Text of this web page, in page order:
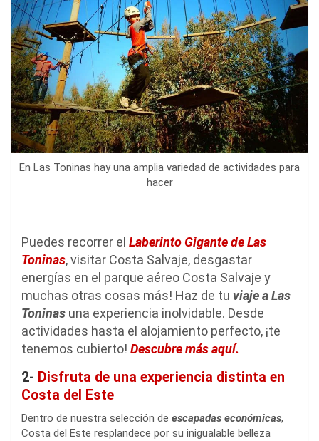
En Las Toninas hay una amplia variedad de actividades para
hacer
Puedes recorrer el Laberinto Gigante de Las
Toninas, visitar Costa Salvaje, desgastar
energías en el parque aéreo Costa Salvaje y
muchas otras cosas más! Haz de tu viaje a Las
Toninas una experiencia inolvidable. Desde
actividades hasta el alojamiento perfecto, ¡te
tenemos cubierto! Descubre más aquí.
2- Disfruta de una experiencia distinta en
Costa del Este
Dentro de nuestra selección de escapadas económicas,
Costa del Este resplandece por su inigualable belleza